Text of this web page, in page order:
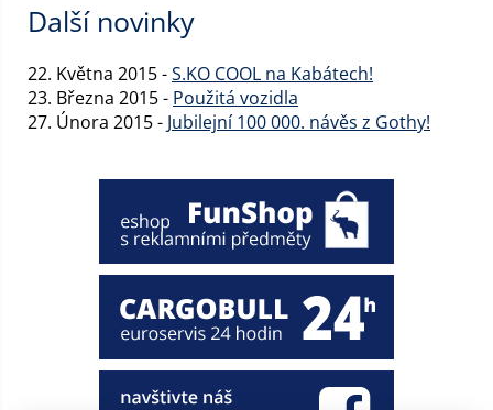
Další novinky
22. Května 2015 -S.KO COOL na Kabátech!
23. Března 2015 - Použitá vozidla
27. Února 2015 - Jubilejní 100 000. návěs z Gothy!